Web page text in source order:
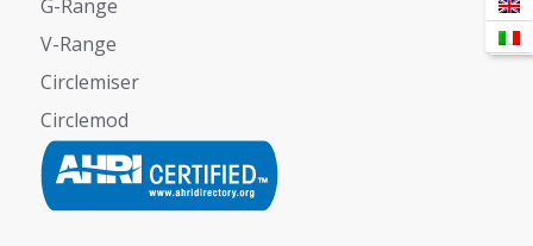
G-Range
V-Range
Circlemiser
Circlemod